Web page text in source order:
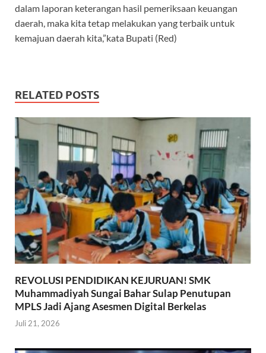
dalam laporan keterangan hasil pemeriksaan keuangan
daerah, maka kita tetap melakukan yang terbaik untuk
kemajuan daerah kita,”kata Bupati (Red)
RELATED POSTS
REVOLUSI PENDIDIKAN KEJURUAN! SMK
Muhammadiyah Sungai Bahar Sulap Penutupan
MPLS Jadi Ajang Asesmen Digital Berkelas
Juli 21, 2026